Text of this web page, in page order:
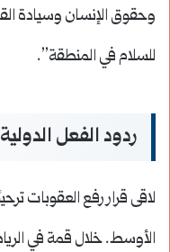
وحقوق الإنسان وسيادة
للسلام في المنطقة”.
ردود الفعل الدولية
لاقى قرار رفع العقوبات
الأوسط. خلال قمة في